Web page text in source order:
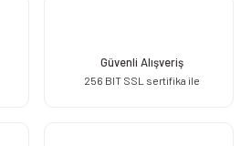
Güvenli Alışveriş
256 BIT SSL sertifika ile